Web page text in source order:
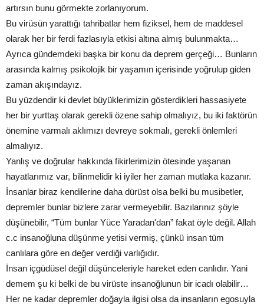
artırsın bunu görmekte zorlanıyorum.
Bu virüsün yarattığı tahribatlar hem fiziksel, hem de maddesel
olarak her bir ferdi fazlasıyla etkisi altına almış bulunmakta…
Ayrıca gündemdeki başka bir konu da deprem gerçeği… Bunların
arasında kalmış psikolojik bir yaşamın içerisinde yoğrulup giden
zaman akışındayız.
Bu yüzdendir ki devlet büyüklerimizin gösterdikleri hassasiyete
her bir yurttaş olarak gerekli özene sahip olmalıyız, bu iki faktörün
önemine varmalı aklımızı devreye sokmalı, gerekli önlemleri
almalıyız.
Yanlış ve doğrular hakkında fikirlerimizin ötesinde yaşanan
hayatlarımız var, bilinmelidir ki iyiler her zaman mutlaka kazanır.
İnsanlar biraz kendilerine daha dürüst olsa belki bu musibetler,
depremler bunlar bizlere zarar vermeyebilir. Bazılarınız şöyle
düşünebilir, “Tüm bunlar Yüce Yaradan'dan” fakat öyle değil. Allah
c.c insanoğluna düşünme yetisi vermiş, çünkü insan tüm
canlılara göre en değer verdiği varlığıdır.
İnsan içgüdüsel değil düşünceleriyle hareket eden canlıdır. Yani
demem şu ki belki de bu virüste insanoğlunun bir icadı olabilir…
Her ne kadar depremler doğayla ilgisi olsa da insanların egosuyla